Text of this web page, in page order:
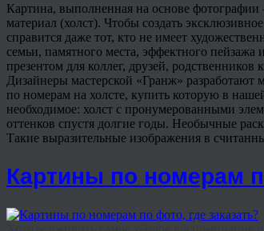
Картина, выполненная на основе
материал (холст). Чтобы создать
справится даже тот, кто не имеет
семьи, памятного места, эффектного
презентом для коллег, друзей,
Дизайнеры мастерской «Гранж»
по номерам на холсте, купить которую в
необходимое: холст с пронумерованными
оттенков спустя долгие годы. Необычные
Такие выразительные изображения в
Картины по номерам